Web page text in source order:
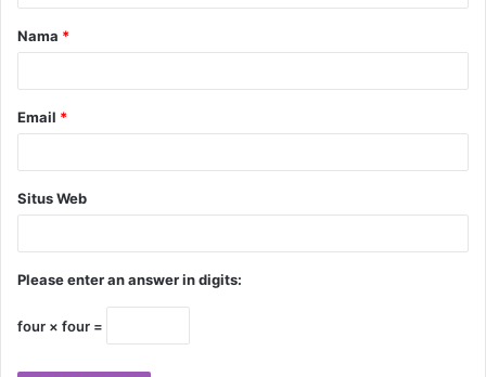
Nama *
Email *
Situs Web
Please enter an answer in digits:
four × four =